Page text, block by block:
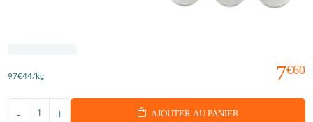
7€60
97€44/kg
+
- AJOUTER AU PANIER